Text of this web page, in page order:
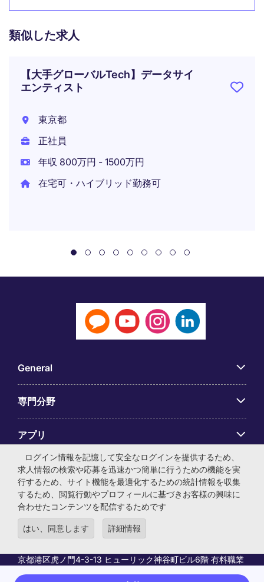
類似した求人
【大手グローバルTech】データサイ
エンティスト
東京都
正社員
年収 800万円 - 1500万円
在宅可・ハイブリッド勤務可
General
専門分野
アプリ
Employer Centre
© マイケル・ペイジ・インターナショナル・ジャパン株式会
京都港区虎ノ門4-3-13 ヒューリック神谷町ビル6階 有料職業
紹介事業許可番号：13-ユ-040405 ／ 労働者派遣事業許可番
ログイン情報を記憶して安全なログインを提供するため、
求人情報の検索や応募を迅速かつ簡単に行うための機能を実
行するため、サイト機能を最適化するための統計情報を収集
するため、閲覧行動やプロフィールに基づきお客様の興味に
合わせたコンテンツを配信するためです
はい、同意します 詳細情報